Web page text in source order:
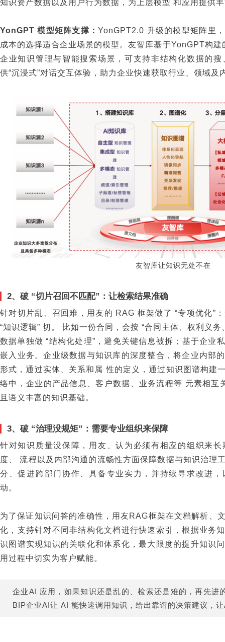
知识资产数据以及用户行为数据，为上层模型 和应用提供
YonGPT 模型矩阵支撑：YonGPT2.0 升级的模型矩阵里
成本的选择适合企业场景的模型。友智库基于YonGPT构
企业知识管理与智能搜索场景，可支持非结构化数据的
供“沉浸式”对话交互体验，助力企业快速获取行业、领域及
友智库让知识无处不在
2、破 “切片召回不匹配”：让检索结果准确
针对切片乱、召回难，用友的 RAG 框架做了 “专项优化”
“知识逻辑” 切。 比如一份合同，会按 “合同主体、权利义
数据单独做 “结构化处理”，避免关键信息被拆；基于企业
嵌入业务。企业级数据与知识库的深度整合，将企业内部
形式，通过实体、关系和属 性的定义，通过知识图谱构建
络中，企业的产品信息、客户数据、业务流程等 元素相互
且语义丰富的知识基础。
3、破 “治理没规矩”：需要专业组织来保障
针对知识质量没保障，用友、认为必须有相应的组织来
度、 流程以及内部沟通的流畅性方面保障数据与知识治理
分、促进跨部门协作、具备专业实力，并持续寻求改进
动。
为了保证知识问答的准确性，用友RAG框架在文档解析、
化，支持针对不同非结构化文档进行快速索引，根据业务
识图谱实现知识的关联化和体系化，最大限度的提升知识
用过程中切实为客户赋能。
企业AI 应用，如果知识还是乱的、检索还是难的，再先进
BIP企业AI让 AI 能快速调用知识，给出靠谱的决策建议，